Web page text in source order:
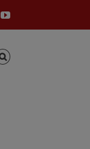
YouTube